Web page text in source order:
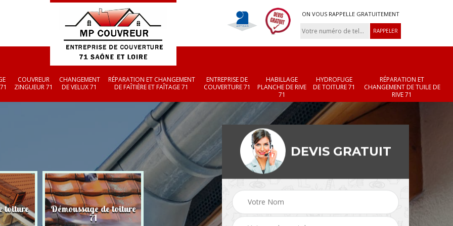
ON VOUS RAPPELLE GRATUITEMENT
COUVREUR
ZINGUEUR 71
CHANGEMENT
DE VELUX 71
RÉPARATION ET CHANGEMENT
DE FAÎTIÈRE ET FAÎTAGE 71
ENTREPRISE DE
COUVERTURE 71
HABILLAGE
PLANCHE DE RIVE
71
HYDROFUGE
DE TOITURE 71
RÉPARATION ET
CHANGEMENT DE TUILE DE
RIVE 71
toiture Démoussage de toiture
71 Couvreur zingueur 71 Changement de velux
71
Réparation et
changement de
et faîtage 71
DEVIS GRATUIT